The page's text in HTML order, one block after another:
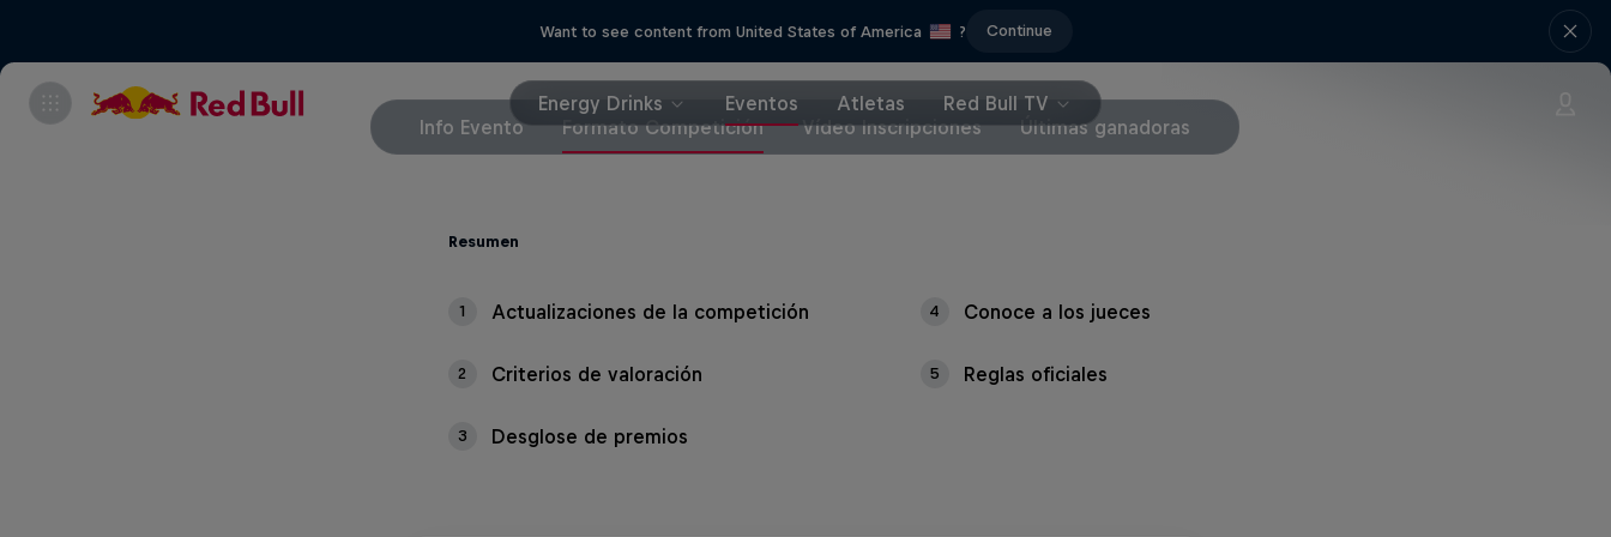
Want to see content from United States of America ? Continue
Energy Drinks Eventos Atletas
Red Bull TV
Info Evento
Formato Competición Vídeo Inscripciones Últimas ganadoras
Resumen
1 Actualizaciones de la competición
2 Criterios de valoración
3 Desglose de premios
4 Conoce a los jueces
5 Reglas oficiales